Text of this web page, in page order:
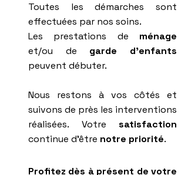
Toutes les démarches sont
effectuées par nos soins.
Les prestations de ménage
et/ou de garde d'enfants
peuvent débuter.
Nous restons à vos côtés et
suivons de près les interventions
réalisées. Votre satisfaction
continue d'être notre priorité.
Profitez dès à présent de votre